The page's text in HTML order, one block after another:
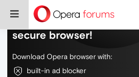
Do more on the web, with
secure browser!
Download Opera browser with:
built-in ad blocker